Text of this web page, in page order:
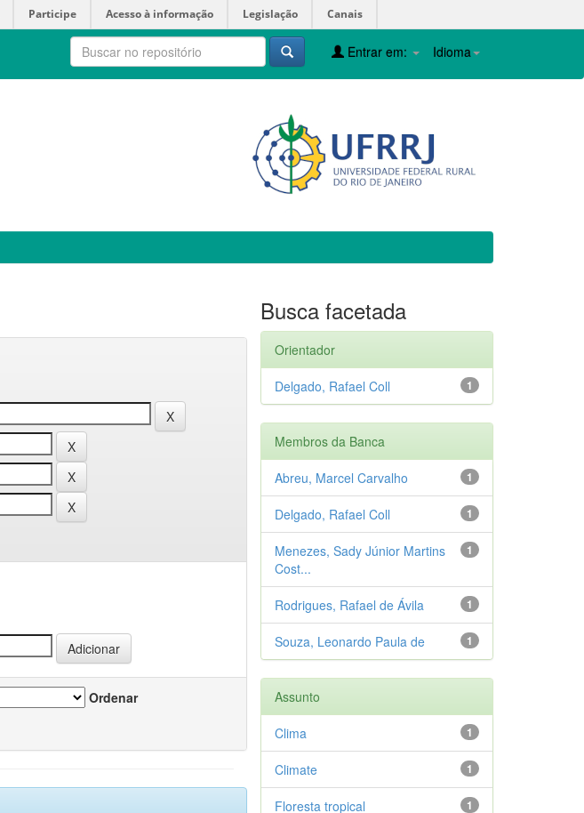
Participe Acesso à informação Legislação Canais
Idioma
Entrar em:
Ordenar
Busca facetada
Orientador
1
Delgado, Rafael Coll
Membros da Banca
1
Abreu, Marcel Carvalho
1
Delgado, Rafael Coll
1
Menezes, Sady Júnior Martins
Cost...
1
Rodrigues, Rafael de Ávila
1
Souza, Leonardo Paula de
Assunto
1
Clima
1
Climate
1
Floresta tropical